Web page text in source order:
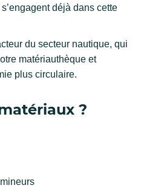
déjà dans cette
du secteur nautique, qui
matériauthèque et
plus circulaire.
?